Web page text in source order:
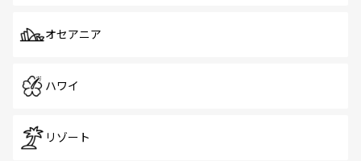
オセアニア
ハワイ
リゾート